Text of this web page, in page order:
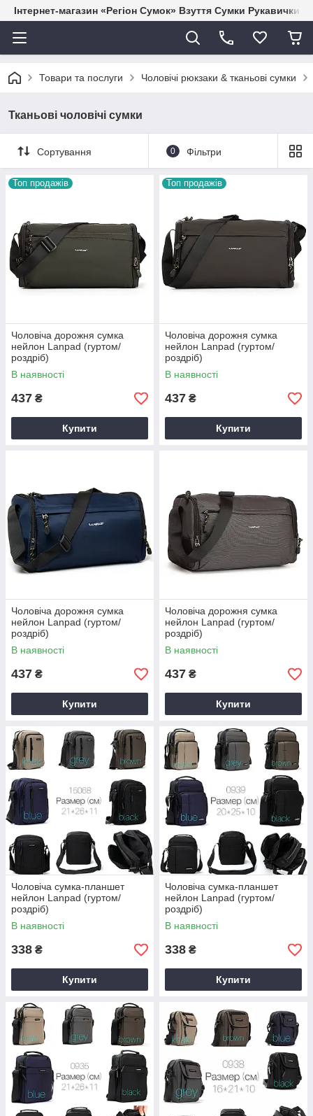
Інтернет-магазин «Регіон Сумок» Взуття Сумки Рукавички
Товари та послуги Чоловічі рюкзаки & тканьові сумки
Тканьові чоловічі сумки
Сортування 0 Фільтри
Топ продажів
Чоловіча дорожня сумка
нейлон Lanpad (гуртом/
роздріб)
В наявності
437 ₴
Купити
Топ продажів
Чоловіча дорожня сумка
нейлон Lanpad (гуртом/
роздріб)
В наявності
437 ₴
Купити
Чоловіча дорожня сумка
нейлон Lanpad (гуртом/
роздріб)
В наявності
437 ₴
Купити
Чоловіча дорожня сумка
нейлон Lanpad (гуртом/
роздріб)
В наявності
437 ₴
Купити
Чоловіча сумка-планшет
нейлон Lanpad (гуртом/
роздріб)
В наявності
338 ₴
Купити
Чоловіча сумка-планшет
нейлон Lanpad (гуртом/
роздріб)
В наявності
338 ₴
Купити